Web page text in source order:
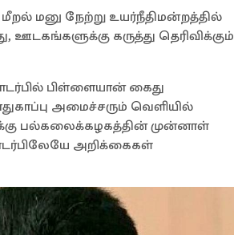
மனு நேற்று உயர்நீதிமன்றத்தில்
கருத்து தெரிவிக்கும்
பிள்ளையான் கைது
அமைச்சரும் வெளியில்
பல்கலைக்கழகத்தின் முன்னாள்
அறிக்கைகள்